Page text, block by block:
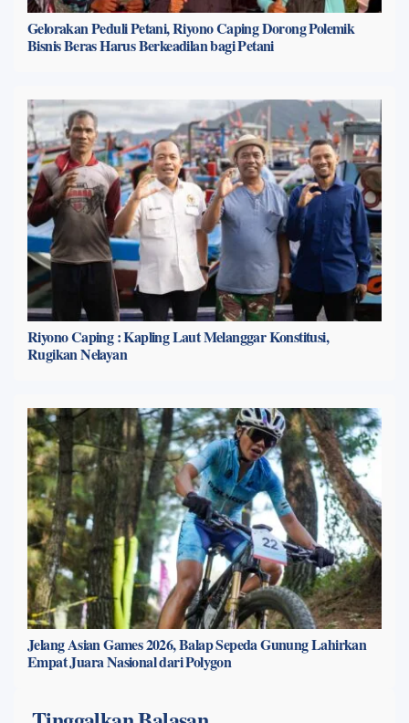
Gelorakan Peduli Petani, Riyono Caping Dorong Polemik
Bisnis Beras Harus Berkeadilan bagi Petani
Riyono Caping : Kapling Laut Melanggar Konstitusi,
Rugikan Nelayan
Jelang Asian Games 2026, Balap Sepeda Gunung Lahirkan
Empat Juara Nasional dari Polygon